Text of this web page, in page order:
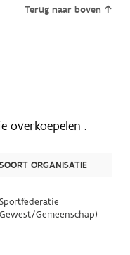
Terug naar boven
overkoepelen :
SOORT ORGANISATIE
Sportfederatie
Gewest/Gemeenschap)